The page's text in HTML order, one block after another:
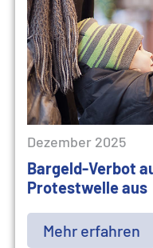
Dezember 2025
Bargeld-Verbot
Protestwelle aus
Mehr erfahren